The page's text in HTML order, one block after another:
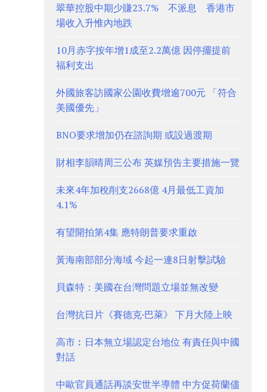
翠華控股中期少賺23.7% 不派息 香港市
場收入升惟內地跌
10月赤字按年增1成至2.2萬億 因停擺提前
福利支出
外國旅客訪國家公園收費增逾700元 「符合
美國優先」
BNO要求增加仍在諮詢期 或設過渡期
財相李韻晴周三公布 英媒預告主要措施一覽
未來4年加稅削支2668億 4月最低工資加
4.1%
有望開拍第4集 應特朗普要求重啟
黃海南部部分海域 今起一連8日射擊試驗
貝森特：美國在台灣問題立場並無改變
台灣抗日片《賽德克·巴萊》 下月大陸上映
高市︰日本無立場認定台地位 有責任與中國
對話
中歐官員通話再談安世半導體 中方促荷蘭儘